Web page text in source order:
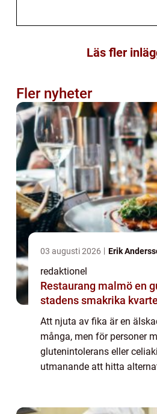
Läs fler
Fler nyheter
03 augusti 2026 Erik
redaktionel
Restaurang malmö en guide till
stadens smakrika
Att njuta av fika är en
många, men för personer
glutenintolerans eller
utmanande att hitta
glutenfria a...